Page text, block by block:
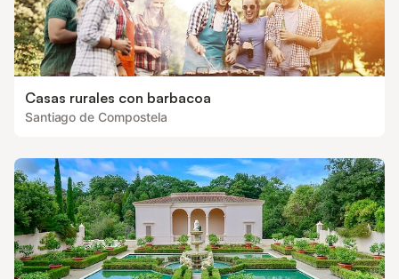
Casas rurales con barbacoa
Santiago de Compostela